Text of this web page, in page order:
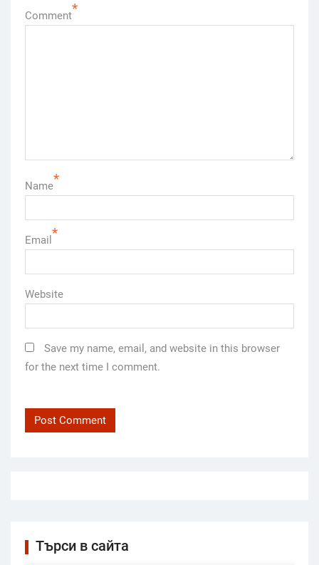
Comment*
Name*
Email *
Website
Save my name, email, and website in this browser
for the next time I comment.
Търси в сайта